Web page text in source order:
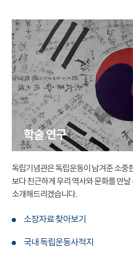
학술 연구
독립기념관은 독립운동이 남겨준 소중
보다 친근하게 우리 역사와 문화를 만
소개해드리겠습니다.
소장자료 찾아보기
국내 독립운동사적지